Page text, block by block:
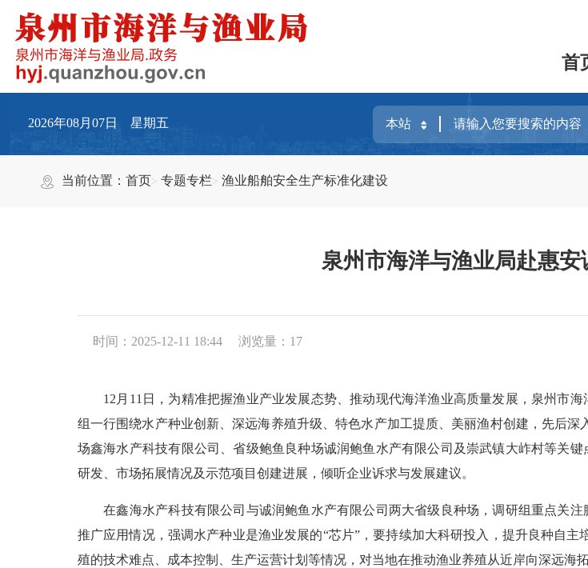
首
2026年08月07日 星期五
当前位置：首页 专题专栏 渔业船舶安全生产标准化建设
泉州市海洋与渔业局赴惠
时间：2025-12-11 18:44 浏览量： 17
12月11日，为精准把握渔业产业发展态势、推动现代海洋渔业高质量发展，泉州市海
组一行围绕水产种业创新、深远海养殖升级、特色水产加工提质、美丽渔村创建，先后
场鑫海水产科技有限公司、省级鲍鱼良种场诚润鲍鱼水产有限公司及崇武镇大岞村等关
研发、市场拓展情况及示范项目创建进展，倾听企业诉求与发展建议。
在鑫海水产科技有限公司与诚润鲍鱼水产有限公司两大省级良种场，调研组重点关注
推广应用情况，强调水产种业是渔业发展的“芯片”，要持续加大科研投入，提升良种自
殖的技术难点、成本控制、生产运营计划等情况，对当地在推动渔业养殖从近岸向深远海